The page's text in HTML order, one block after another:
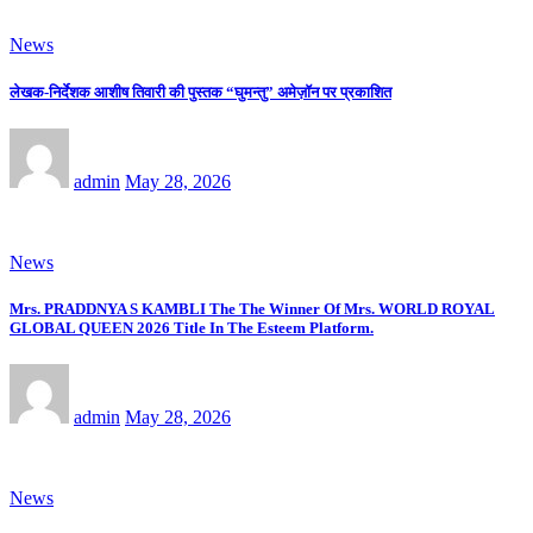
News
लेखक-निर्देशक आशीष तिवारी की पुस्तक “घुमन्तु” अमेज़ॉन पर प्रकाशित
admin May 28, 2026
News
Mrs. PRADDNYA S KAMBLI The The Winner Of Mrs. WORLD ROYAL
GLOBAL QUEEN 2026 Title In The Esteem Platform.
admin May 28, 2026
News